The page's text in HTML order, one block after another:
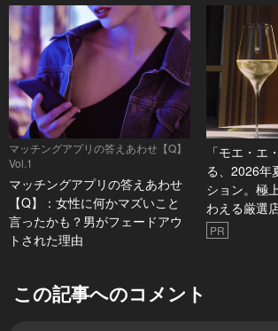
マッチングアプリの答えあわせ【Q】
Vol.1
マッチングアプリの答えあわせ
【Q】：女性に何かマズいこと
言ったかも？男がフェードアウ
トされた理由
「モエ・エ
る、2026年
ション。極
わえる厳選
PR
この記事へのコメント